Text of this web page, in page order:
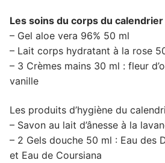
Les soins du corps du calendrier
– Gel aloe vera 96% 50 ml
– Lait corps hydratant à la rose
– 3 Crèmes mains 30 ml : fleur
vanille
Les produits d’hygiène du
– Savon au lait d’ânesse à la
– 2 Gels douche 50 ml : Eau des
et Eau de Coursiana